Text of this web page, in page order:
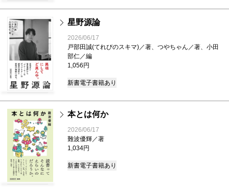
星野源論
2026/06/17
戸部田誠(てれびのスキマ)／著、つやちゃん／著、小田
部仁／編
1,056円
新書電子書籍あり
本とは何か
2026/06/17
難波優輝／著
1,034円
新書電子書籍あり